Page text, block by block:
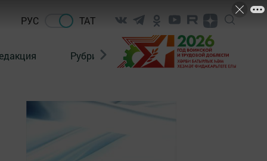
РУС ТАТ
Рубрикалар